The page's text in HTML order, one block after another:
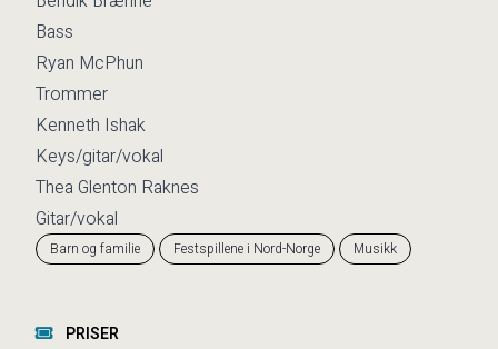
Bass
Ryan McPhun
Trommer
Kenneth Ishak
Keys/gitar/vokal
Thea Glenton Raknes
Gitar/vokal
Barn og familie Festspillene i Nord-Norge Musikk
PRISER